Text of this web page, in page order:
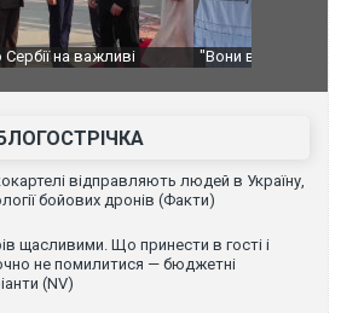
хочуть воювати, бо дурні": у
маршрутки звільнили після
про українських захисників.
В
порт: над
ВІДЕО
відправляють людей в Україну,
бойових дронів (Факти)
щасливими. Що принести в гості і
не помилитися — бюджетні
(NV)